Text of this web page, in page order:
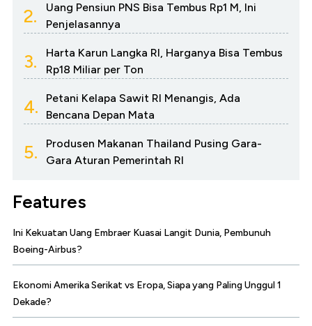
2.
Uang Pensiun PNS Bisa Tembus Rp1 M, Ini
Penjelasannya
3.
Harta Karun Langka RI, Harganya Bisa Tembus
Rp18 Miliar per Ton
4.
Petani Kelapa Sawit RI Menangis, Ada
Bencana Depan Mata
5.
Produsen Makanan Thailand Pusing Gara-
Gara Aturan Pemerintah RI
Features
Ini Kekuatan Uang Embraer Kuasai Langit Dunia, Pembunuh
Boeing-Airbus?
Ekonomi Amerika Serikat vs Eropa, Siapa yang Paling Unggul 1
Dekade?